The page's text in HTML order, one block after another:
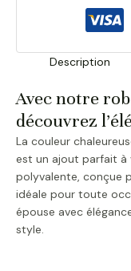
Description
Avec notre
découvrez
La couleur
est un ajout parfait
polyvalente, conçue
idéale pour toute
épouse avec
style.